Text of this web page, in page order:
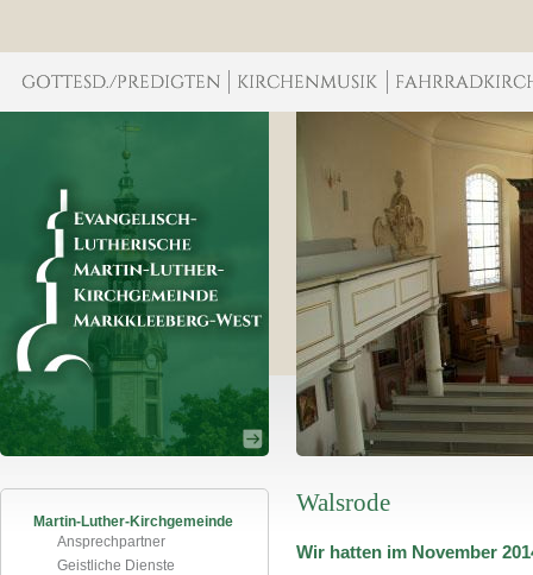
Martin-Luther-Kirchgemeinde
Ansprechpartner
Geistliche Dienste
Walsrode
Wir hatten im November